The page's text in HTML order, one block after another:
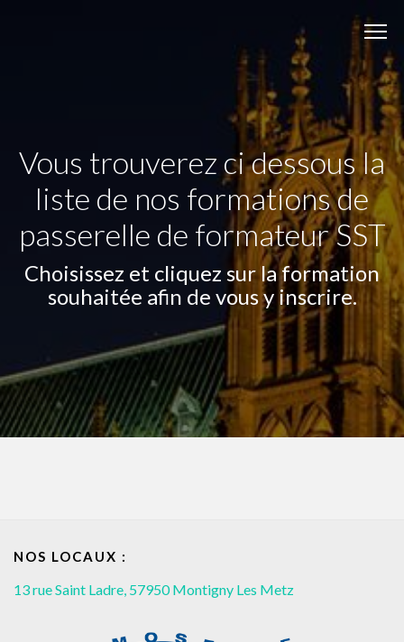
Vous trouverez ci dessous la
liste de nos formations de
passerelle de formateur SST
Choisissez et cliquez sur la formation
souhaitée afin de vous y inscrire.
NOS LOCAUX :
13 rue Saint Ladre, 57950 Montigny Les Metz